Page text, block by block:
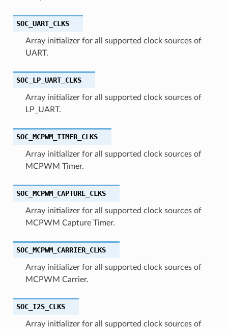
SOC_UART_CLKS
Array initializer for all supported clock sources of
UART.
SOC_LP_UART_CLKS
Array initializer for all supported clock sources of
LP_UART.
SOC_MCPWM_TIMER_CLKS
Array initializer for all supported clock sources of
MCPWM Timer.
SOC_MCPWM_CAPTURE_CLKS
Array initializer for all supported clock sources of
MCPWM Capture Timer.
SOC_MCPWM_CARRIER_CLKS
Array initializer for all supported clock sources of
MCPWM Carrier.
SOC_I2S_CLKS
Array initializer for all supported clock sources of